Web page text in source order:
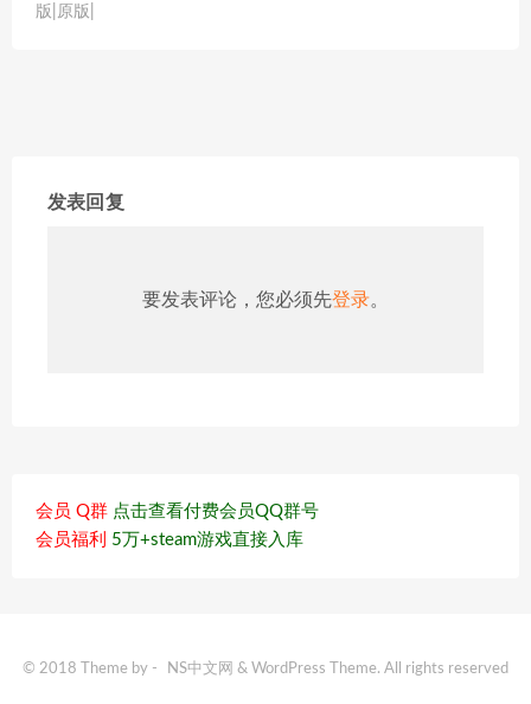
版|原版|
发表回复
要发表评论，您必须先登录。
会员 Q群 点击查看付费会员QQ群号
会员福利 5万+steam游戏直接入库
© 2018 Theme by - NS中文网 & WordPress Theme. All rights reserved